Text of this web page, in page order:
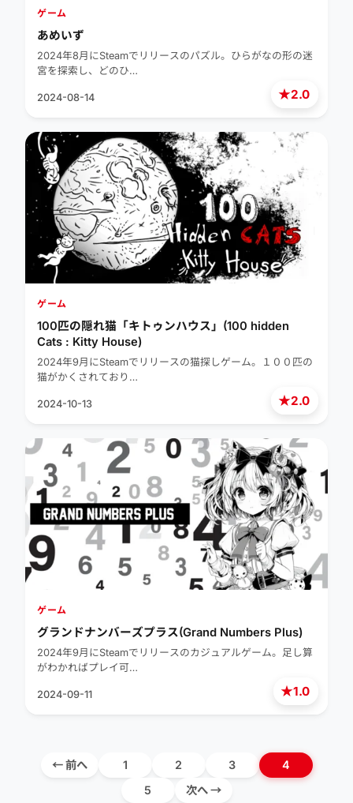
★2.0
ゲーム
あめいず
2024年8月にSteamでリリースのパズル。ひらがなの形の迷
宮を探索し、どのひ…
2024-08-14
★2.0
ゲーム
100匹の隠れ猫「キトゥンハウス」(100 hidden
Cats : Kitty House)
2024年9月にSteamでリリースの猫探しゲーム。１００匹の
猫がかくされており…
2024-10-13
★1.0
ゲーム
グランドナンバーズプラス(Grand Numbers Plus)
2024年9月にSteamでリリースのカジュアルゲーム。足し算
がわかればプレイ可…
2024-09-11
← 前へ 1 2 3
4
5
次へ →